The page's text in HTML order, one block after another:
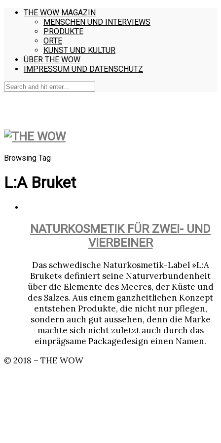
THE WOW MAGAZIN
MENSCHEN UND INTERVIEWS
PRODUKTE
ORTE
KUNST UND KULTUR
ÜBER THE WOW
IMPRESSUM UND DATENSCHUTZ
Browsing Tag
L:A Bruket
NATURKOSMETIK FÜR ZWEI- UND
VIERBEINER
Das schwedische Naturkosmetik-Label »L:A
Bruket« definiert seine Naturverbundenheit
über die Elemente des Meeres, der Küste und
des Salzes. Aus einem ganzheitlichen Konzept
entstehen Produkte, die nicht nur pflegen,
sondern auch gut aussehen, denn die Marke
machte sich nicht zuletzt auch durch das
einprägsame Packagedesign einen Namen.
© 2018 – THE WOW